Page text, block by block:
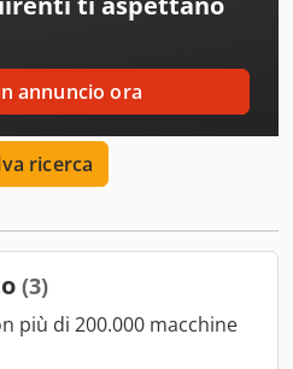
annuncio ora
ricerca
(3)
più di 200.000 macchine